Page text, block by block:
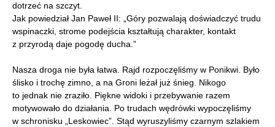
dotrzeć na szczyt.
Jak powiedział Jan Paweł II: „Góry pozwalają doświadczyć trudu
wspinaczki, strome podejścia kształtują charakter, kontakt
z przyrodą daje pogodę ducha.”
Nasza droga nie była łatwa. Rajd rozpoczęliśmy w Ponikwi. Było
ślisko i trochę zimno, a na Groni leżał już śnieg. Nikogo
to jednak nie zraziło. Piękne widoki i przebywanie razem
motywowało do działania. Po trudach wędrówki wypoczęliśmy
w schronisku „Leskowiec”. Stąd wyruszyliśmy czarnym szlakiem